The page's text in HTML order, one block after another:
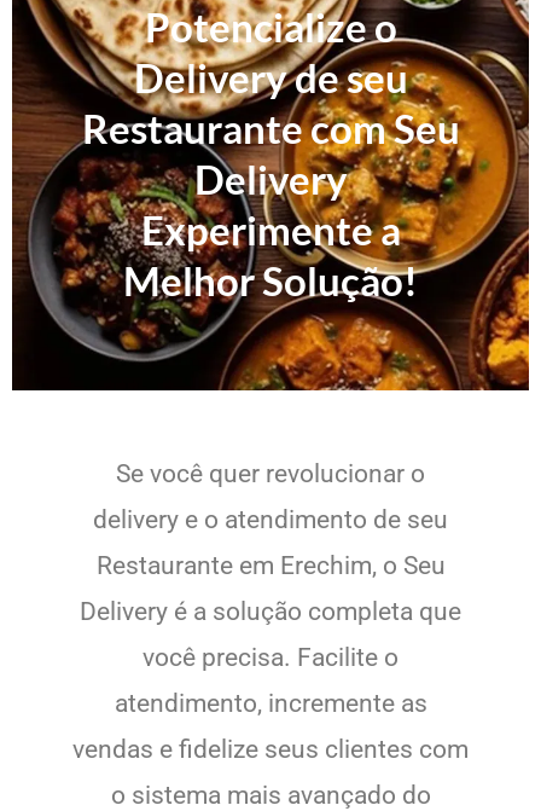
Potencialize o
Delivery de seu
Restaurante com Seu
Delivery
Experimente a
Melhor Solução!
Se você quer revolucionar o
delivery e o atendimento de seu
Restaurante em Erechim, o Seu
Delivery é a solução completa que
você precisa. Facilite o
atendimento, incremente as
vendas e fidelize seus clientes com
o sistema mais avançado do